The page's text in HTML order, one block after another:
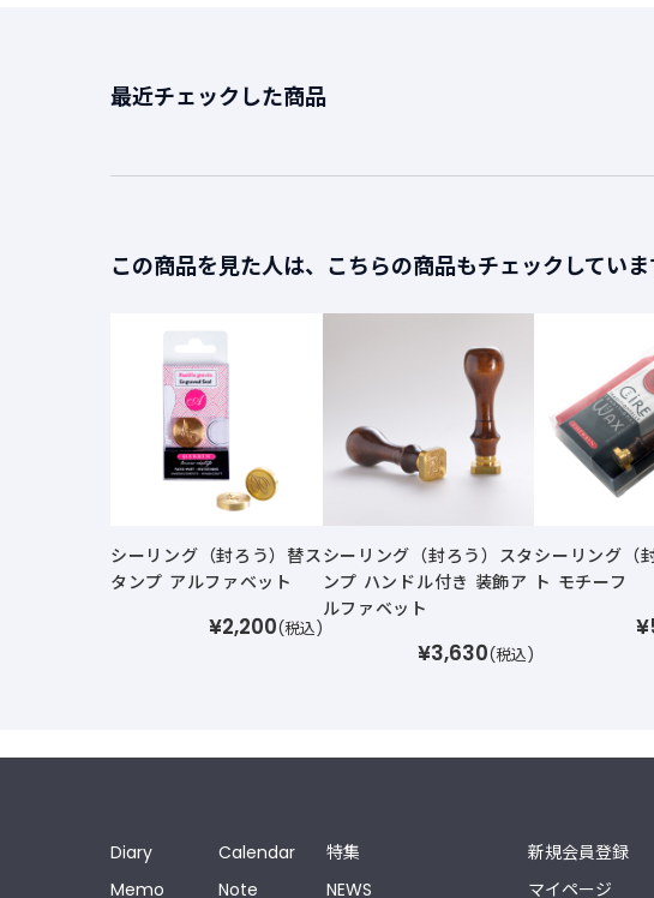
最近チェックした商品
この商品を見た人は、こちらの商品もチェックしていま
シーリング（封ろう）替ス
タンプ アルファベット
¥2,200(税込)
シーリング（封ろう）スタ
ンプ ハンドル付き 装飾ア
ルファベット
¥3,630(税込)
シーリング（
ト モチーフ
Diary
Calendar
Memo
Note
特集
NEWS
新規会員登録
マイページ